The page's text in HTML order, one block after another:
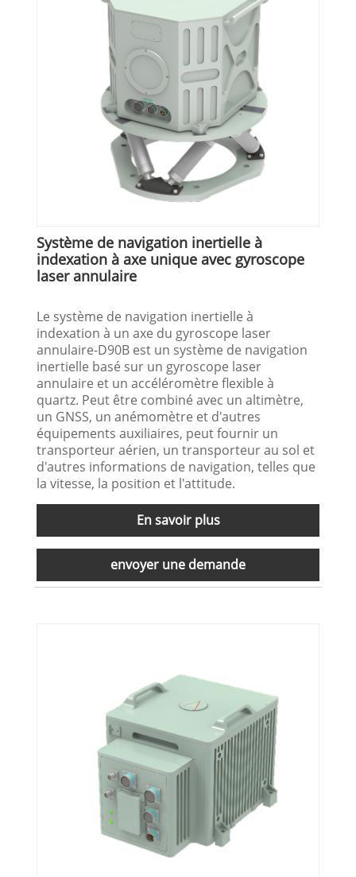
Système de navigation inertielle à
indexation à axe unique avec gyroscope
laser annulaire
Le système de navigation inertielle à
indexation à un axe du gyroscope laser
annulaire-D90B est un système de navigation
inertielle basé sur un gyroscope laser
annulaire et un accéléromètre flexible à
quartz. Peut être combiné avec un altimètre,
un GNSS, un anémomètre et d'autres
équipements auxiliaires, peut fournir un
transporteur aérien, un transporteur au sol et
d'autres informations de navigation, telles que
la vitesse, la position et l'attitude.
En savoir plus
envoyer une demande